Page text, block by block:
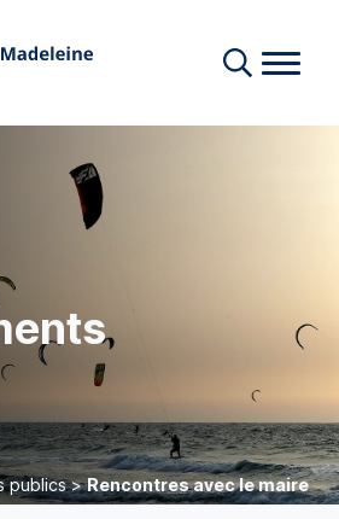
publics>Rencontres avec le maire